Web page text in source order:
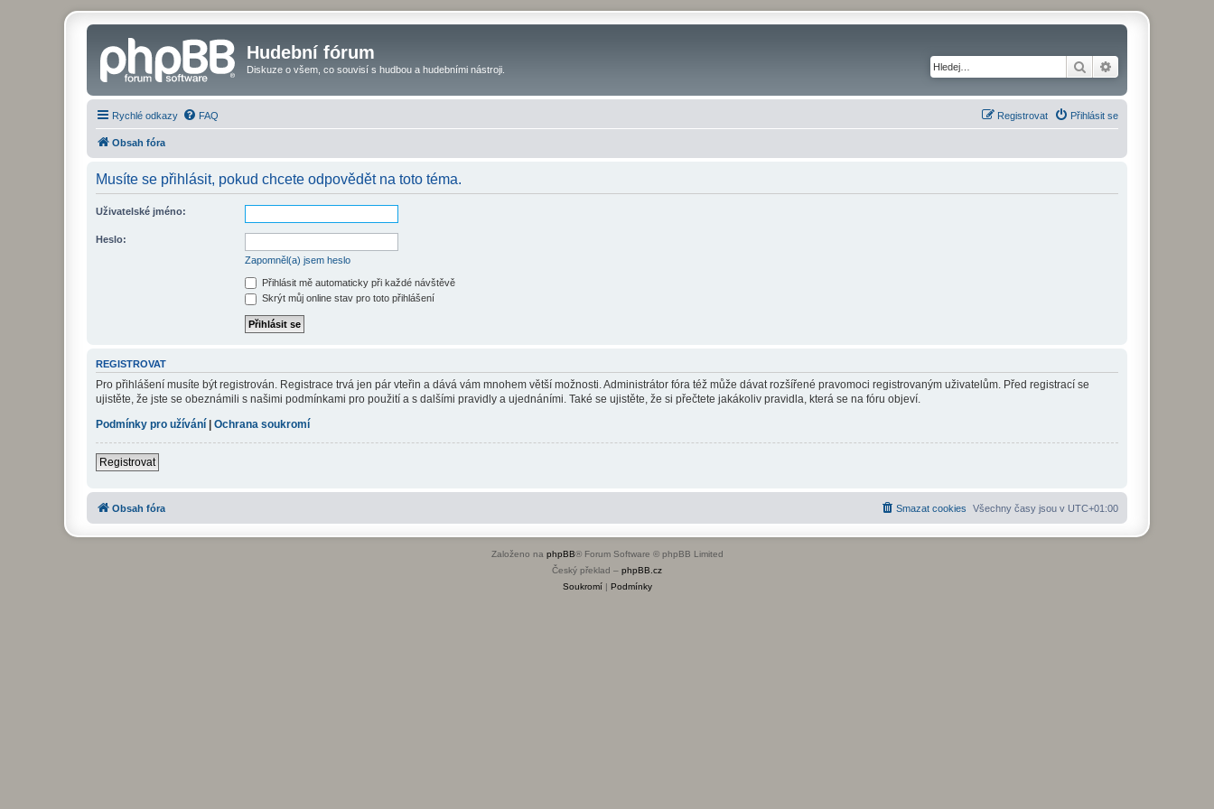
Hudební fórum
Diskuze o všem, co souvisí s hudbou a hudebními nástroji. Hledat
Rychlé odkazy FAQ Přihlásit se
Registrovat
Obsah fóra
Musíte se přihlásit, pokud chcete odpovědět na toto téma.
Uživatelské jméno:
Heslo:
Zapomněl(a) jsem heslo
Přihlásit mě automaticky při každé návštěvě
Skrýt můj online stav pro toto přihlášení
REGISTROVAT
Pro přihlášení musíte být registrován. Registrace trvá jen pár vteřin a dává vám mnohem větší možnosti. Administrátor fóra též může dávat rozšířené pravomoci registrovaným uživatelům. Před registrací se
ujistěte, že jste se obeznámili s našimi podmínkami pro použití a s dalšími pravidly a ujednáními. Také se ujistěte, že si přečtete jakákoliv pravidla, která se na fóru objeví.
Podmínky pro užívání
Ochrana soukromí
Registrovat
Obsah fóra Všechny časy jsou v UTC+01:00
Smazat cookies
Založeno na phpBB® Forum Software © phpBB Limited
Český překlad – phpBB.cz
Soukromí| Podmínky